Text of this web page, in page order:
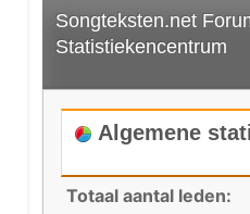
Songteksten.net
Statistiekencentrum
Algemene
Totaal aantal leden: